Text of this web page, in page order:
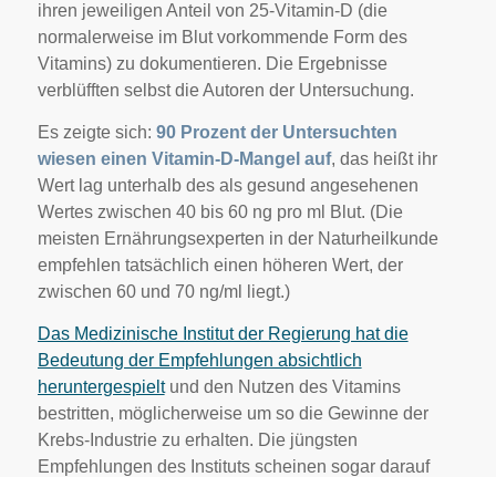
ihren jeweiligen Anteil von 25-Vitamin-D (die
normalerweise im Blut vorkommende Form des
Vitamins) zu dokumentieren. Die Ergebnisse
verblüfften selbst die Autoren der Untersuchung.
Es zeigte sich: 90 Prozent der Untersuchten
wiesen einen Vitamin-D-Mangel auf, das heißt ihr
Wert lag unterhalb des als gesund angesehenen
Wertes zwischen 40 bis 60 ng pro ml Blut. (Die
meisten Ernährungsexperten in der Naturheilkunde
empfehlen tatsächlich einen höheren Wert, der
zwischen 60 und 70 ng/ml liegt.)
Das Medizinische Institut der Regierung hat die
Bedeutung der Empfehlungen absichtlich
heruntergespieltund den Nutzen des Vitamins
bestritten, möglicherweise um so die Gewinne der
Krebs-Industrie zu erhalten. Die jüngsten
Empfehlungen des Instituts scheinen sogar darauf